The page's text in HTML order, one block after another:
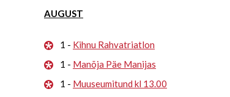
AUGUST
1 - Kihnu Rahvatriatlon
1 - Manõja Päe Manijas
1 - Muuseumitund kl 13.00